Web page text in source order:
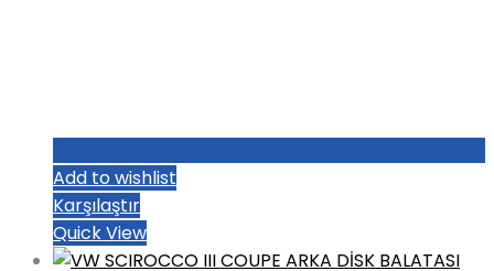
Add to wishlist
Karşılaştır
Quick View